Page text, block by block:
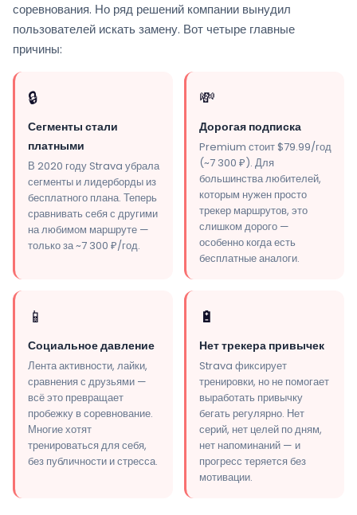
соревнования. Но ряд решений компании вынудил
пользователей искать замену. Вот четыре главные
причины:
🔒
Сегменты стали
платными
В 2020 году Strava убрала
сегменты и лидерборды из
бесплатного плана. Теперь
сравнивать себя с другими
на любимом маршруте —
только за ~7 300 ₽/год.
💸
Дорогая подписка
Premium стоит $79.99/год
(~7 300 ₽). Для
большинства любителей,
которым нужен просто
трекер маршрутов, это
слишком дорого —
особенно когда есть
бесплатные аналоги.
📱
Социальное давление
Лента активности, лайки,
сравнения с друзьями —
всё это превращает
пробежку в соревнование.
Многие хотят
тренироваться для себя,
без публичности и стресса.
🔋
Нет трекера привычек
Strava фиксирует
тренировки, но не помогает
выработать привычку
бегать регулярно. Нет
серий, нет целей по дням,
нет напоминаний — и
прогресс теряется без
мотивации.